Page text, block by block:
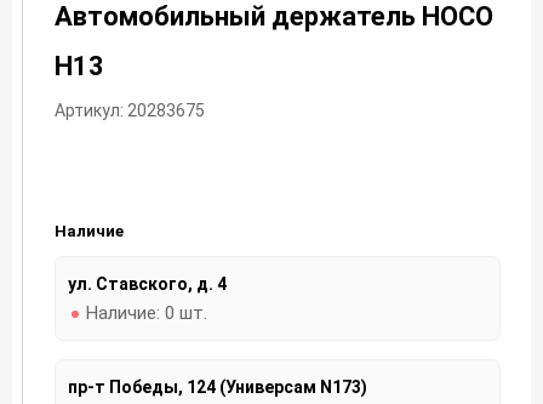
Автомобильный держатель HOCO
H13
Артикул: 20283675
Наличие
ул. Ставского, д. 4
Наличие: 0 шт.
пр-т Победы, 124 (Универсам N173)